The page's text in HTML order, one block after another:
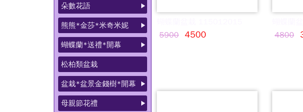
朵數花語
熊熊*金莎*米奇米妮
蝴蝶蘭*送禮*開幕
松柏類盆栽
盆栽*盆景金錢樹*開幕
母親節花禮
5900 4500
4800